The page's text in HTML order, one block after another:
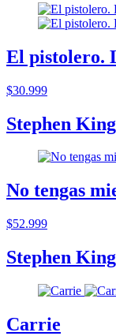
El pistolero.
$30.999
Stephen King
No tengas
$52.999
Stephen King
Carrie